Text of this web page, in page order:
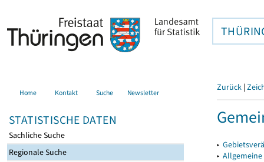
Home Kontakt Suche Newsletter
STATISTISCHE DATEN
Sachliche Suche
Regionale Suche
Zurück |
▸
▸